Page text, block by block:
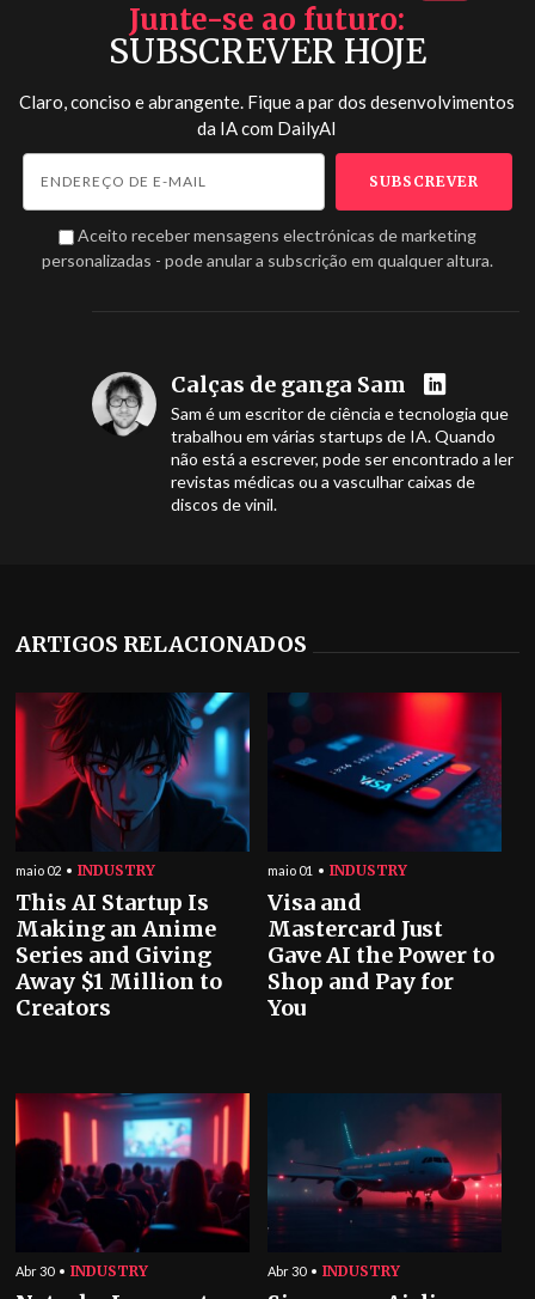
Junte-se ao futuro
SUBSCREVER HOJE
Claro, conciso e abrangente. Fique a par dos desenvolvimentos
da IA com DailyAI
Aceito receber mensagens electrónicas de marketing
personalizadas - pode anular a subscrição em qualquer altura.
Calças de ganga Sam
Sam é um escritor de ciência e tecnologia que
trabalhou em várias startups de IA. Quando
não está a escrever, pode ser encontrado a ler
revistas médicas ou a vasculhar caixas de
discos de vinil.
ARTIGOS RELACIONADOS
maio 02 INDUSTRY
This AI Startup Is
Making an Anime
Series and Giving
Away $1 Million to
Creators
maio 01 INDUSTRY
Visa and
Mastercard Just
Gave AI the Power to
Shop and Pay for
You
Abr 30 INDUSTRY Abr 30 INDUSTRY